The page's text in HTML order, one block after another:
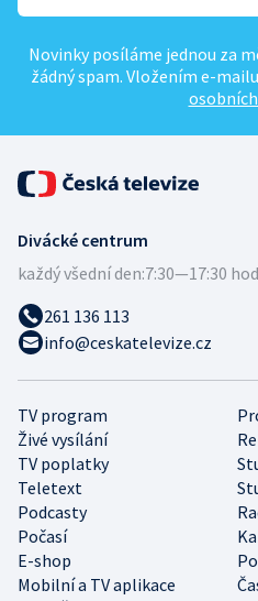
Novinky posíláme jednou za
žádný spam. Vložením e-